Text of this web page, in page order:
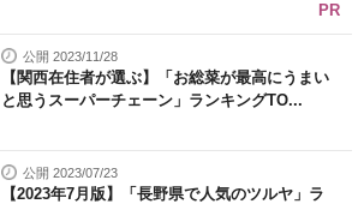
PR
公開 2023/11/28
【関西在住者が選ぶ】「お総菜が最高にうまい
と思うスーパーチェーン」ランキングTO...
公開 2023/07/23
【2023年7月版】「長野県で人気のツルヤ」ラ